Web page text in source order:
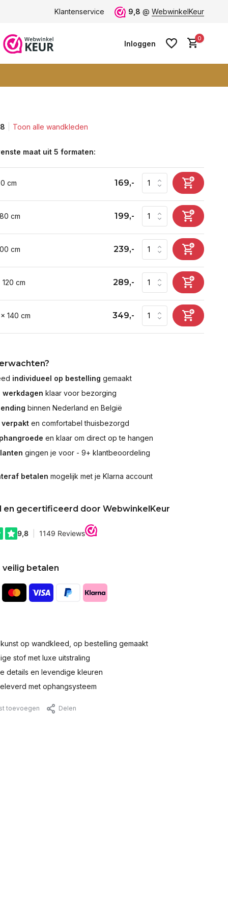
klantbeoordeling 9+ Grootste collectie -ruim 600+
Klantenservice 9,8 @ WebwinkelKeur
Inloggen
0
Toon alle wandkleden
maat uit 5 formaten:
cm 169,-
cm 199,-
cm 239,-
cm 289,-
140 cm 349,-
individueel op bestelling gemaakt
werkdagen klaar voor bezorging
binnen Nederland en België
en comfortabel thuisbezorgd
en klaar om direct op te hangen
gingen je voor - 9+ klantbeoordeling
betalen mogelijk met je Klarna account
en gecertificeerd door WebwinkelKeur
veilig betalen
op wandkleed, op bestelling gemaakt
stof met luxe uitstraling
details en levendige kleuren
met ophangsysteem
toevoegen Delen